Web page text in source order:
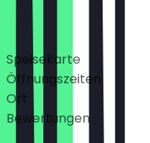
Deals
Speisekarte
Öffnungszeiten
Ort
Bewertungen